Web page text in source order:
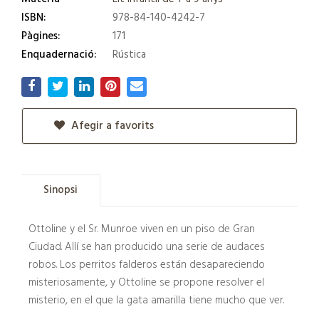
ISBN:
978-84-140-4242-7
Pàgines:
171
Enquadernació:
Rústica
Afegir a favorits
Sinopsi
Ottoline y el Sr. Munroe viven en un piso de Gran
Ciudad. Allí se han producido una serie de audaces
robos. Los perritos falderos están desapareciendo
misteriosamente, y Ottoline se propone resolver el
misterio, en el que la gata amarilla tiene mucho que ver.